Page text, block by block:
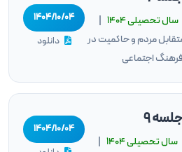
|سال تحصيلى ۱۴۰۴
مردم و حاکمیت در
اجتماعی
۱۴۰۴/۱۰/۰۴
دانلود
9
|سال تحصيلى ۱۴۰۴
۱۴۰۴/۱۰/۰۴